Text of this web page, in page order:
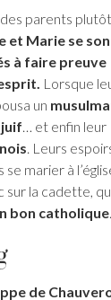
parents
et Marie se
à faire preuve
Lorsque
un
juif… et enfin leur
. Leurs
se marier à
sur la cadette,
bon catholique
de